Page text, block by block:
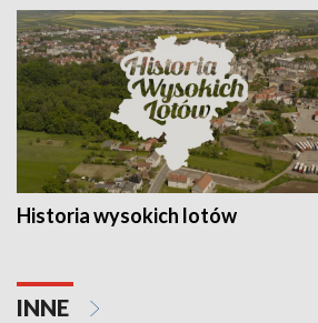
Historia wysokich lotów
INNE